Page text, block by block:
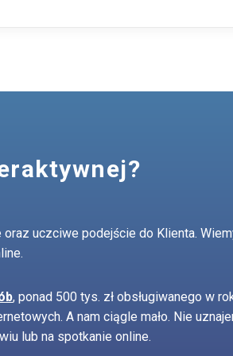
uczciwe podejście do Klienta.
, ponad 500 tys. zł obsługiwanego w
A nam ciągle mało. Nie
lub na spotkanie online.